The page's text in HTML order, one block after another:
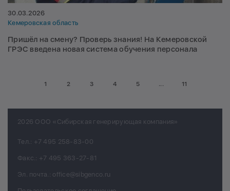
30.03.2026
Кемеровская область
Пришёл на смену? Проверь знания! На Кемеровской
ГРЭС введена новая система обучения персонала
1 2 3 4 5 ... 11
2026 ООО «Сибирская генерирующая компания»
Тел.: +7 495 258-83-00
Факс.: +7 495 363-27-81
Эл. почта.: office@sibgenco.ru